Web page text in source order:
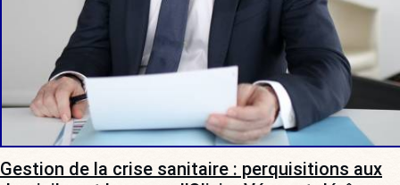
Gestion de la crise sanitaire : perquisitions aux